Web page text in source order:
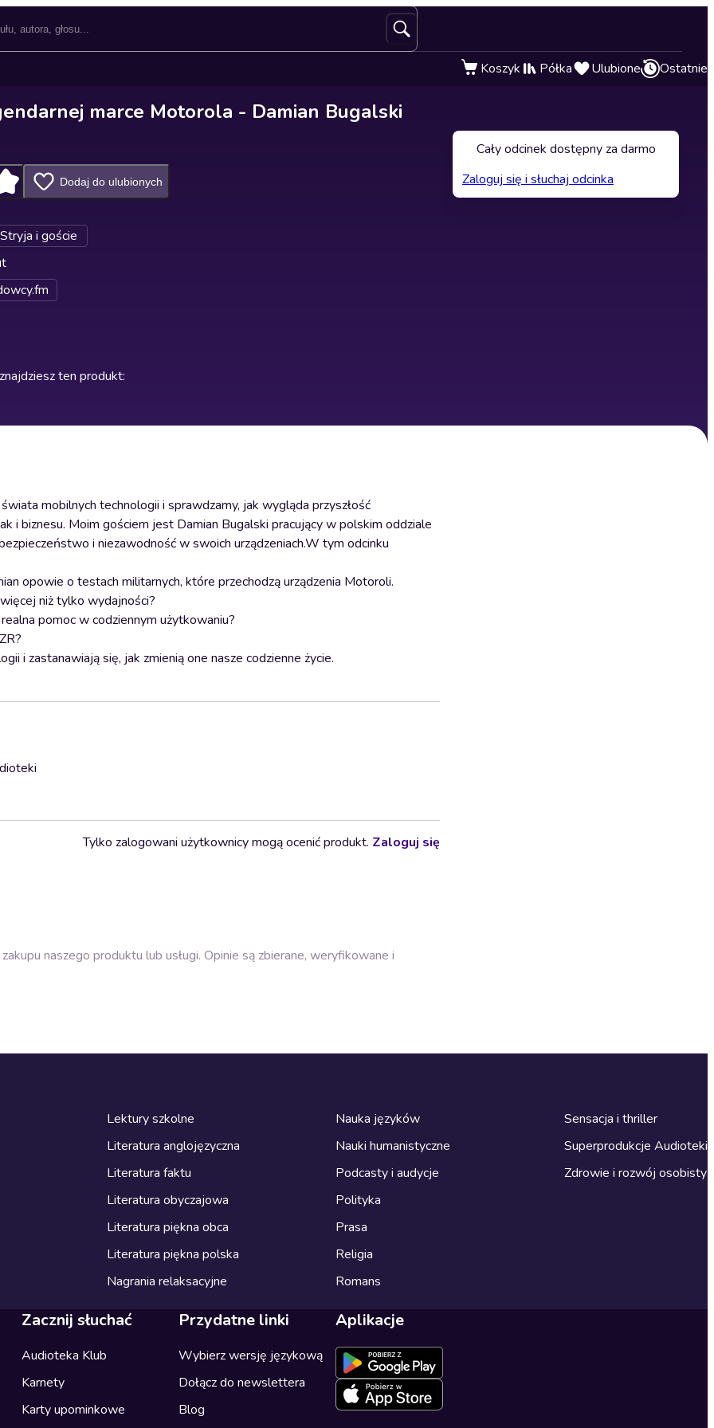
Koszyk Półka Ulubione Ostatnie
marce Motorola - Damian Bugalski
Dodaj do ulubionych
i goście
ten produkt:
mobilnych technologii i sprawdzamy, jak wygląda przyszłość
i biznesu. Moim gościem jest Damian Bugalski pracujący w polskim oddziale
i niezawodność w swoich urządzeniach.W tym odcinku
opowie o testach militarnych, które przechodzą urządzenia Motoroli.
niż tylko wydajności?
pomoc w codziennym użytkowaniu?
i zastanawiają się, jak zmienią one nasze codzienne życie.
Tylko zalogowani użytkownicy mogą ocenić produkt. Zaloguj się
naszego produktu lub usługi. Opinie są zbierane, weryfikowane i
Cały odcinek dostępny za darmo
Zaloguj się i słuchaj odcinka
Lektury szkolne
Literatura anglojęzyczna
Literatura faktu
Literatura obyczajowa
Literatura piękna obca
Literatura piękna polska
Nagrania relaksacyjne
Nauka języków
Nauki humanistyczne
Podcasty i audycje
Polityka
Prasa
Religia
Romans
Sensacja i thriller
Superprodukcje Audioteki
Zdrowie i rozwój osobisty
Zacznij słuchać
Audioteka Klub
Karnety
Karty upominkowe
Przydatne linki
Wybierz wersję językową
Dołącz do newslettera
Blog
Aplikacje